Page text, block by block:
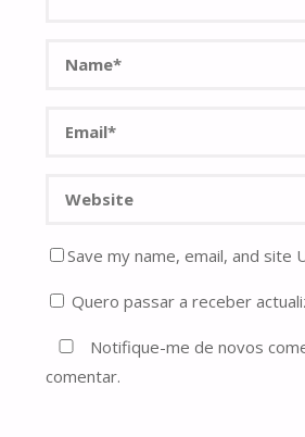
Save my name, email, and
Quero passar a receber
Notifique-me de novos
comentar.